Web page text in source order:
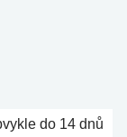
do 14 dnů